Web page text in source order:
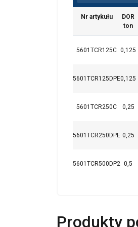
Nr artykułu
DOR
ton
5601TCR125C 0,125
5601TCR125DPE0,125
5601TCR250C 0,25
5601TCR250DPE 0,25
5601TCR500DP2 0,5
Produkty